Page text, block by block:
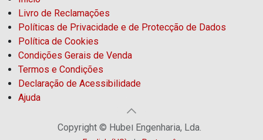
Livro de Reclamações
Políticas de Privacidade e de Protecção de Dados
Política de Cookies
Condições Gerais de Venda
Termos e Condições
Declaração de Acessibilidade
Ajuda
Copyright © Hubel Engenharia, Lda.